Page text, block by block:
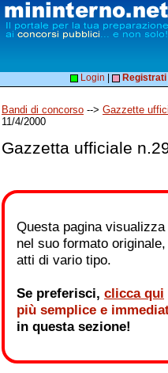
Login Registrati
Bandi di concorso --> Gazzette
11/4/2000
Gazzetta ufficiale
Questa pagina
nel suo formato
atti di vario tipo.
Se preferisci, clicca qui
più semplice e
in questa sezione!